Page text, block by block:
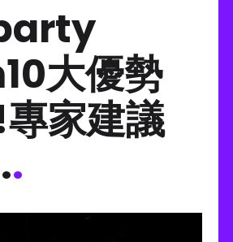
大優勢
家建議
.